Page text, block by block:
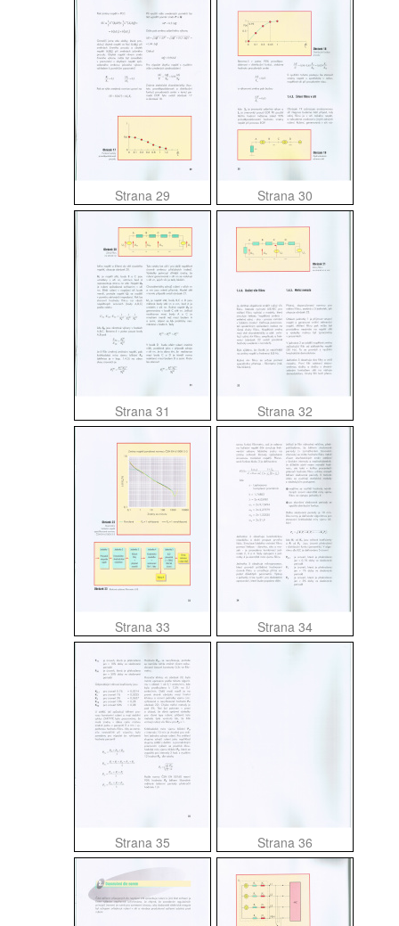
Strana 29 Strana 30
Strana 31 Strana 32
Strana 33 Strana 34
Strana 35 Strana 36